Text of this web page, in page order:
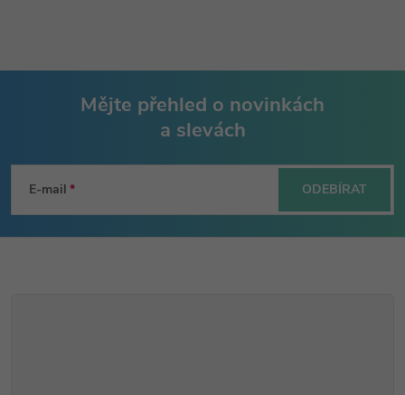
p
Mějte přehled o novinkách
a slevách
E-mail ODEBÍRAT